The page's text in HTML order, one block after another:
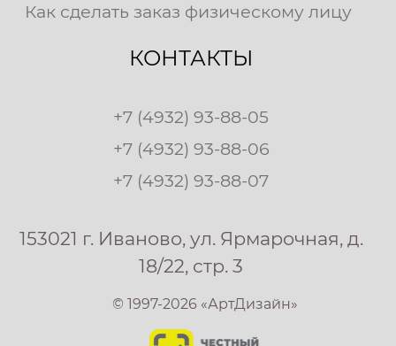
Как сделать заказ физическому лицу
КОНТАКТЫ
+7 (4932) 93-88-05
+7 (4932) 93-88-06
+7 (4932) 93-88-07
153021 г. Иваново, ул. Ярмарочная, д.
18/22, стр. 3
© 1997-2026 «АртДизайн»